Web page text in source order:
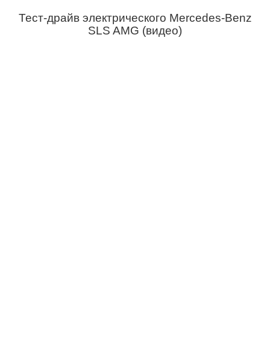
Тест-драйв электрического Mercedes-Benz
SLS AMG (видео)